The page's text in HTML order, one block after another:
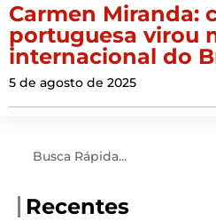
Carmen Miranda:
portuguesa virou
internacional do
5 de agosto de 2025
Recentes